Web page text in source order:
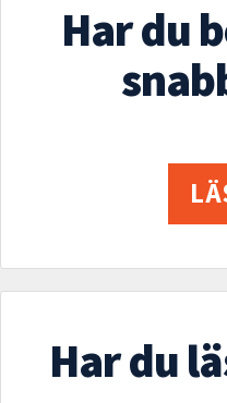
Har du
Har du